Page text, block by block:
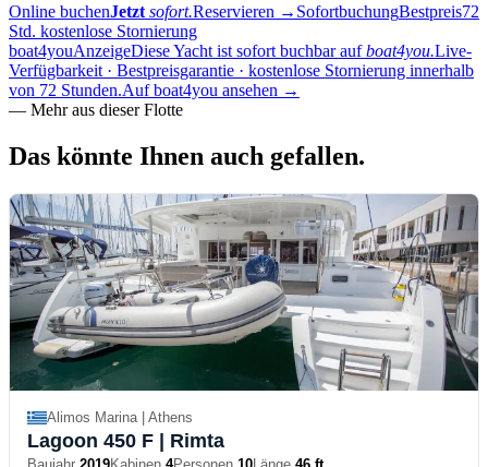
Online buchenJetzt sofort.Reservieren → SofortbuchungBestpreis72
Std. kostenlose Stornierung
boat4youAnzeigeDiese Yacht ist sofort buchbar auf boat4you.Live-
Verfügbarkeit · Bestpreisgarantie · kostenlose Stornierung innerhalb
von 72 Stunden.Auf boat4you ansehen →
— Mehr aus dieser Flotte
Das könnte Ihnen auch gefallen.
Alimos Marina | Athens
Lagoon 450 F | Rimta